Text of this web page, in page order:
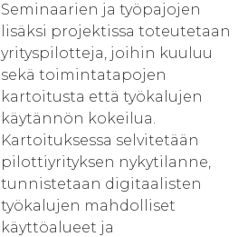
Seminaarien ja työpajojen
lisäksi projektissa toteutetaan
yrityspilotteja, joihin kuuluu
sekä toimintatapojen
kartoitusta että työkalujen
käytännön kokeilua.
Kartoituksessa selvitetään
pilottiyrityksen nykytilanne,
tunnistetaan digitaalisten
työkalujen mahdolliset
käyttöalueet ja